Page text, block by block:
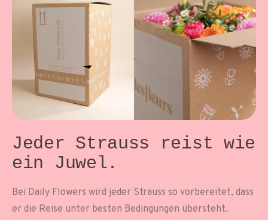
Jeder Strauss reistwie
ein Juwel.
Bei Daily Flowers wird jeder Strauss so vorbereitet, dass
er die Reise unter besten Bedingungen übersteht.